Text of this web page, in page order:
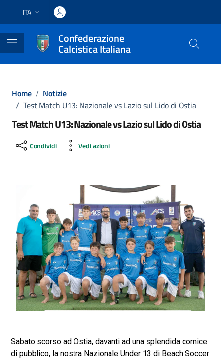
Lingua attiva:
ITA
Confederazione
Calcistica Italiana
Home / Notizie
/ Test Match U13: Nazionale vs Lazio sul Lido di Ostia
Test Match U13: Nazionale vs Lazio sul Lido di Ostia
Condividi Vedi azioni
Sabato scorso ad Ostia, davanti ad una splendida cornice
di pubblico, la nostra Nazionale Under 13 di Beach Soccer